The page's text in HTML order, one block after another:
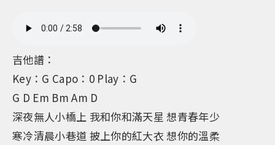
吉他譜：
Key：G Capo：0 Play：G
G D Em Bm Am D
深夜無人小橋上 我和你和滿天星 想青春年少
寒冷清晨小巷道 披上你的紅大衣 想你的溫柔